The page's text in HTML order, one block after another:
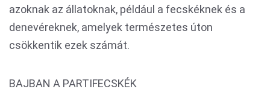
azoknak az állatoknak, például a fecskéknek és a
denevéreknek, amelyek természetes úton
csökkentik ezek számát.
BAJBAN A PARTIFECSKÉK